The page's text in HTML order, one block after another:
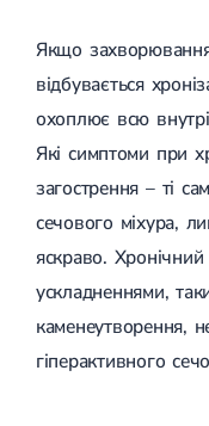
Фізіотерапія
Дерматологія
Якщо
відбувається
охоплює всю
Які симптоми при
загострення – ті
сечового міхура,
яскраво.
ускладненнями,
каменеутворення,
гіперактивного